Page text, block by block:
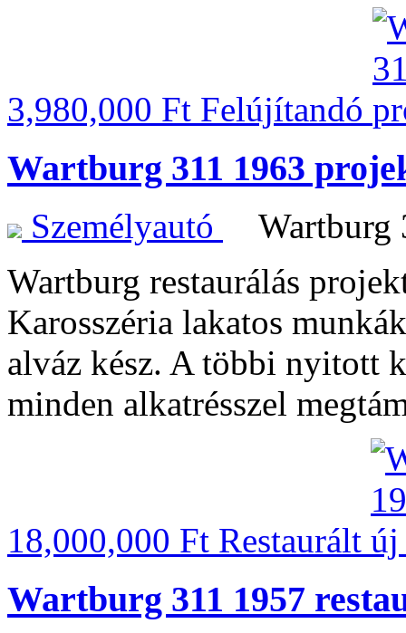
3,980,000 Ft Felújítandó
Wartburg 311 1963
Személyautó
Wartburg restaurálás
Karosszéria lakatos
alváz kész. A többi nyitott
minden alkatrésszel
18,000,000 Ft Restaurált
Wartburg 311 1957